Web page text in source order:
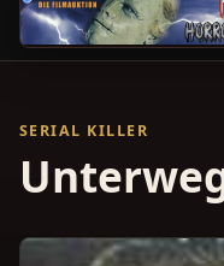
SERIAL KILLER